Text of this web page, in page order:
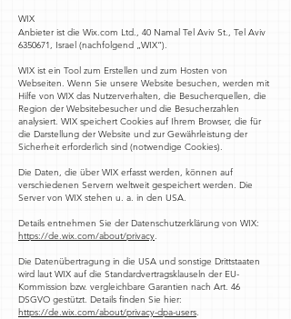
WIX
Anbieter ist die Wix.com Ltd., 40 Namal Tel Aviv St., Tel Aviv
6350671, Israel (nachfolgend „WIX“).
WIX ist ein Tool zum Erstellen und zum Hosten von
Webseiten. Wenn Sie unsere Website besuchen, werden mit
Hilfe von WIX das Nutzerverhalten, die Besucherquellen, die
Region der Websitebesucher und die Besucherzahlen
analysiert. WIX speichert Cookies auf Ihrem Browser, die für
die Darstellung der Website und zur Gewährleistung der
Sicherheit erforderlich sind (notwendige Cookies).
Die Daten, die über WIX erfasst werden, können auf
verschiedenen Servern weltweit gespeichert werden. Die
Server von WIX stehen u. a. in den USA.
Details entnehmen Sie der Datenschutzerklärung von WIX:
https://de.wix.com/about/privacy.
Die Datenübertragung in die USA und sonstige Drittstaaten
wird laut WIX auf die Standardvertragsklauseln der EU-
Kommission bzw. vergleichbare Garantien nach Art. 46
DSGVO gestützt. Details finden Sie hier:
https://de.wix.com/about/privacy-dpa-users.